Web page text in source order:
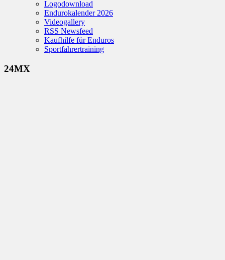
Logodownload
Endurokalender 2026
Videogallery
RSS Newsfeed
Kaufhilfe für Enduros
Sportfahrertraining
24MX